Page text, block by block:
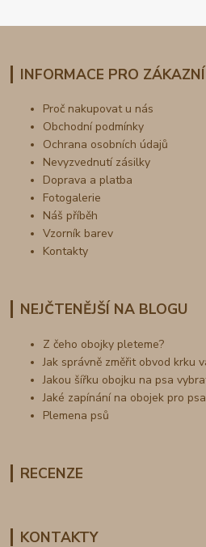
INFORMACE PRO
Proč nakupovat u nás
Obchodní podmínky
Ochrana osobních údajů
Nevyzvednutí zásilky
Doprava a platba
Fotogalerie
Náš příběh
Vzorník barev
Kontakty
NEJČTENĚJŠÍ NA BLOGU
Z čeho obojky pleteme?
Jak správně změřit obvod krku
Jakou šířku obojku na psa
Jaké zapínání na obojek pro
Plemena psů
RECENZE
KONTAKTY